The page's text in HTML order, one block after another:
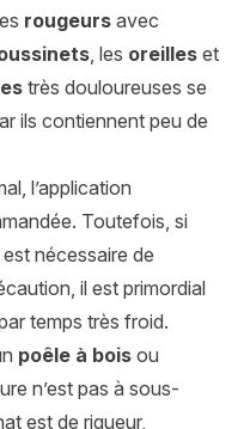
rougeurs avec
, les oreilles et
très douloureuses se
ils contiennent peu de
l’application
Toutefois, si
nécessaire de
il est primordial
temps très froid.
poêle à bois ou
n’est pas à sous-
est de rigueur,